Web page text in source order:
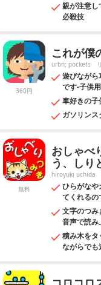
親が注意し
必殺技
360円
これが僕
urbn; pockets
遊びながら
です-子供
車好きの子
ガソリン
無料
おしゃべ
う、しり
hiroyuki uchida
ひらがなや
てくれるの
文字のつみ
音声で読み
積み木をタ
ながらでも